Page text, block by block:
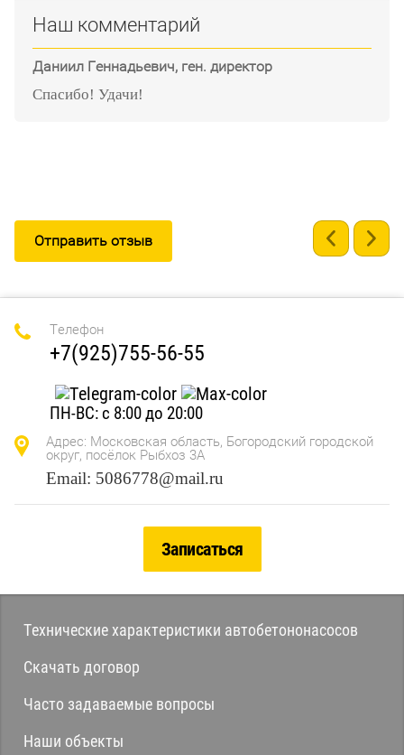
Наш комментарий
Даниил Геннадьевич, ген. директор
Спасибо! Удачи!
Отправить отзыв
Телефон
+7(925)755-56-55
ПН-ВС: с 8:00 до 20:00
Адрес: Московская область, Богородский городской
округ, посёлок Рыбхоз 3А
Email: 5086778@mail.ru
Записаться
Технические характеристики автобетононасосов
Скачать договор
Часто задаваемые вопросы
Наши объекты